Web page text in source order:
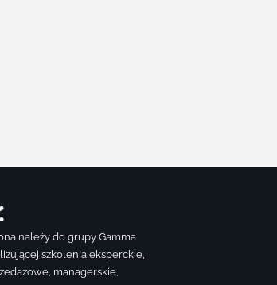
należy do grupy Gamma
szkolenia eksperckie,
managerskie,